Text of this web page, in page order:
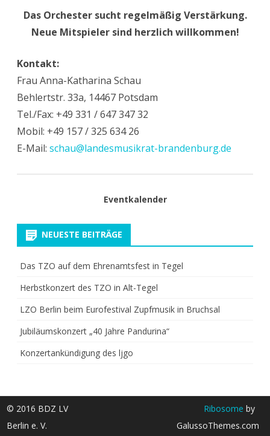
Das Orchester sucht regelmäßig Verstärkung.
Neue Mitspieler sind herzlich willkommen!
Kontakt:
Frau Anna-Katharina Schau
Behlertstr. 33a, 14467 Potsdam
Tel./Fax: +49 331 / 647 347 32
Mobil: +49 157 / 325 634 26
E-Mail: schau@landesmusikrat-brandenburg.de
Eventkalender
NEUESTE BEITRÄGE
Das TZO auf dem Ehrenamtsfest in Tegel
Herbstkonzert des TZO in Alt-Tegel
LZO Berlin beim Eurofestival Zupfmusik in Bruchsal
Jubiläumskonzert „40 Jahre Pandurina“
Konzertankündigung des ljgo
© 2016 BDZ LV
Berlin e. V.
Ribosome by
GalussoThemes.com